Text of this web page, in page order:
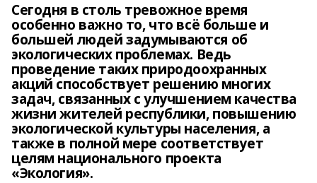
Сегодня в столь тревожное время
особенно важно то, что всё больше и
большей людей задумываются об
экологических проблемах. Ведь
проведение таких природоохранных
акций способствует решению многих
задач, связанных с улучшением качества
жизни жителей республики, повышению
экологической культуры населения, а
также в полной мере соответствует
целям национального проекта
«Экология».